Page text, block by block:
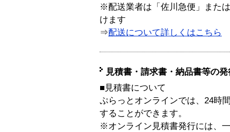
※配送業者は「佐川急便」また
けます
⇒配送について詳しくはこちら
見積書・請求書・納品書等の
■見積書について
ぷらっとオンラインでは、24時
することができます。
※オンライン見積書発行には、